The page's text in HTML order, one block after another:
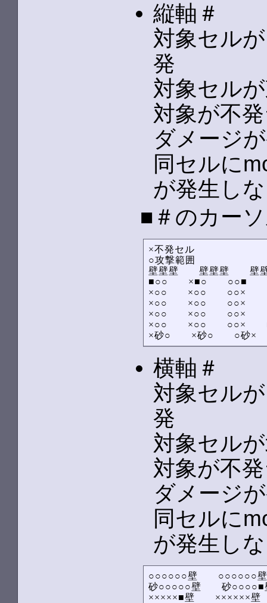
縦軸＃
対象セル
発
対象セル
対象が不
ダメージ
同セルに
が発生し
■＃のカー
×不発セル
○攻撃範囲
壁壁壁　　壁壁壁　　壁
■○○　　×■○　　○○■　
×○○　　×○○　　○○×　
×○○　　×○○　　○○×　
×○○　　×○○　　○○×　
×○○　　×○○　　○○×　
×砂○　　×砂○　　○砂×
横軸＃
対象セル
発
対象セル
対象が不
ダメージ
同セルに
が発生し
○○○○○○壁　　○○○○○○
砂○○○○○壁　　砂
×××××■壁　　××××××壁